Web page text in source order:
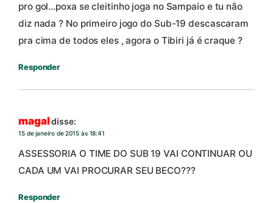
pro gol…poxa se cleitinho joga no Sampaio e tu não
diz nada ? No primeiro jogo do Sub-19 descascaram
pra cima de todos eles , agora o Tibiri já é craque ?
Responder
magaldisse:
15 de janeiro de 2015 às 18:41
ASSESSORIA O TIME DO SUB 19 VAI CONTINUAR OU
CADA UM VAI PROCURAR SEU BECO???
Responder